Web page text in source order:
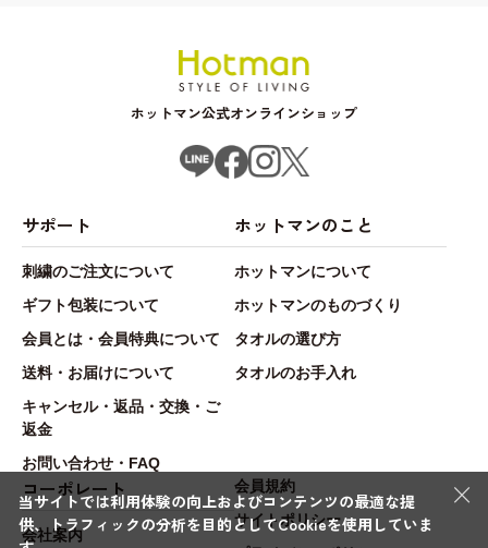
ホットマン公式オンラインショップ
サポート
刺繍のご注文について
ギフト包装について
会員とは・会員特典について
送料・お届けについて
キャンセル・返品・交換・ご
返金
お問い合わせ・FAQ
ホットマンのこと
ホットマンについて
ホットマンのものづくり
タオルの選び方
タオルのお手入れ
コーポレート
会社案内
会員規約
サイトポリシー
×
当サイトでは利用体験の向上およびコンテンツの最適な提
供、トラフィックの分析を目的としてCookieを使用していま